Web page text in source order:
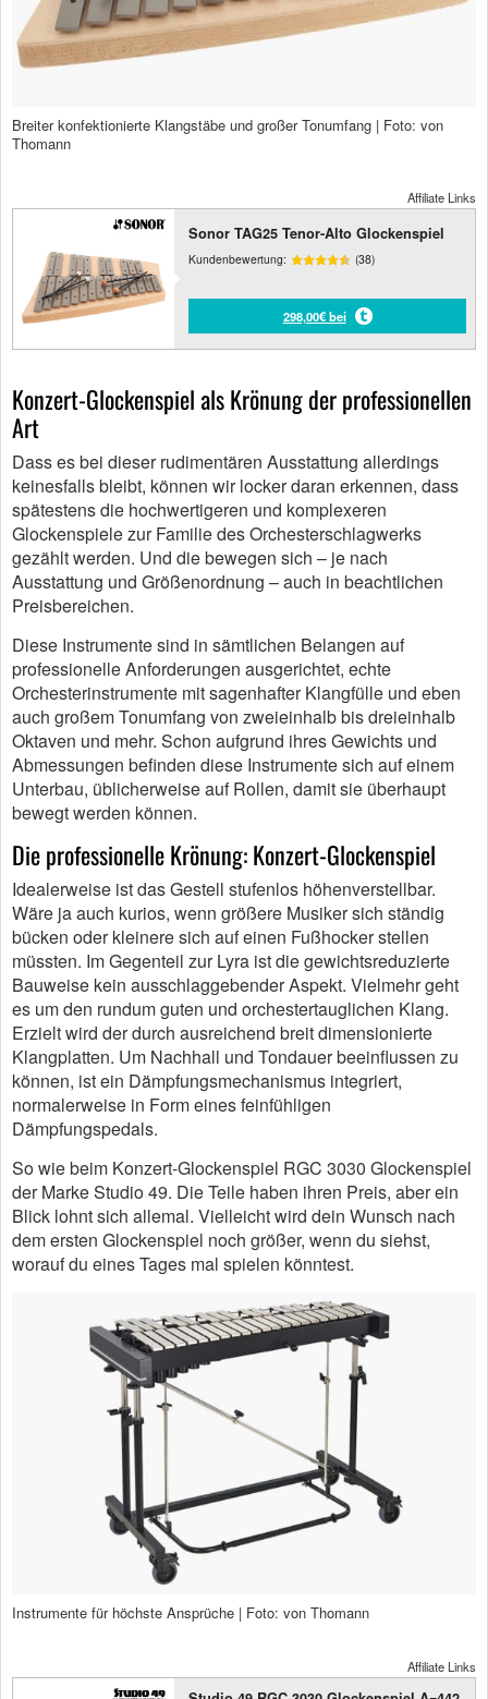
Breiter konfektionierte Klangstäbe und großer Tonumfang | Foto: von
Thomann
Affiliate Links
Sonor TAG25 Tenor-Alto Glockenspiel
Kundenbewertung: (38)
298,00€ bei
Konzert-Glockenspiel als Krönung der professionellen
Art
Dass es bei dieser rudimentären Ausstattung allerdings
keinesfalls bleibt, können wir locker daran erkennen, dass
spätestens die hochwertigeren und komplexeren
Glockenspiele zur Familie des Orchesterschlagwerks
gezählt werden. Und die bewegen sich – je nach
Ausstattung und Größenordnung – auch in beachtlichen
Preisbereichen.
Diese Instrumente sind in sämtlichen Belangen auf
professionelle Anforderungen ausgerichtet, echte
Orchesterinstrumente mit sagenhafter Klangfülle und eben
auch großem Tonumfang von zweieinhalb bis dreieinhalb
Oktaven und mehr. Schon aufgrund ihres Gewichts und
Abmessungen befinden diese Instrumente sich auf einem
Unterbau, üblicherweise auf Rollen, damit sie überhaupt
bewegt werden können.
Die professionelle Krönung: Konzert-Glockenspiel
Idealerweise ist das Gestell stufenlos höhenverstellbar.
Wäre ja auch kurios, wenn größere Musiker sich ständig
bücken oder kleinere sich auf einen Fußhocker stellen
müssten. Im Gegenteil zur Lyra ist die gewichtsreduzierte
Bauweise kein ausschlaggebender Aspekt. Vielmehr geht
es um den rundum guten und orchestertauglichen Klang.
Erzielt wird der durch ausreichend breit dimensionierte
Klangplatten. Um Nachhall und Tondauer beeinflussen zu
können, ist ein Dämpfungsmechanismus integriert,
normalerweise in Form eines feinfühligen
Dämpfungspedals.
So wie beim Konzert-Glockenspiel RGC 3030 Glockenspiel
der Marke Studio 49. Die Teile haben ihren Preis, aber ein
Blick lohnt sich allemal. Vielleicht wird dein Wunsch nach
dem ersten Glockenspiel noch größer, wenn du siehst,
worauf du eines Tages mal spielen könntest.
Instrumente für höchste Ansprüche | Foto: von Thomann
Affiliate Links